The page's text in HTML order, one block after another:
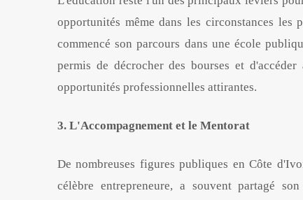
opportunités même dans les circonstances les
commencé son parcours dans une école
permis de décrocher des bourses et
opportunités professionnelles attirantes.
3. L'Accompagnement et le Mentorat
De nombreuses figures publiques en Côte
célèbre entrepreneure, a souvent partagé